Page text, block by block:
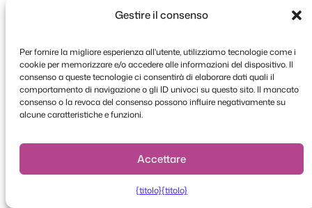
Gestire il consenso
Per fornire la migliore esperienza all'utente, utilizziamo tecnologie come i
cookie per memorizzare e/o accedere alle informazioni del dispositivo. Il
consenso a queste tecnologie ci consentirà di elaborare dati quali il
comportamento di navigazione o gli ID univoci su questo sito. Il mancato
consenso o la revoca del consenso possono influire negativamente su
alcune caratteristiche e funzioni.
Accettare
{titolo}{titolo}
Integrazione con
marzo 2022
Possibilità di
effettuare il check-
in solo dei biglietti